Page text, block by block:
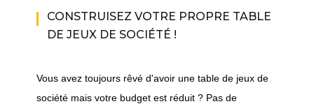
CONSTRUISEZ VOTRE PROPRE TABLE
DE JEUX DE SOCIÉTÉ !
Vous avez toujours rêvé d'avoir une table de jeux de
société mais votre budget est réduit ? Pas de